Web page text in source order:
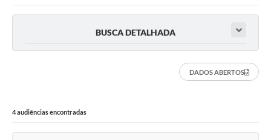
BUSCA DETALHADA
DADOS ABERTOS
4 audiências encontradas